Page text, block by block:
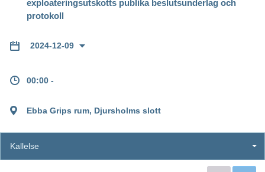
exploateringsutskotts publika beslutsunderlag och
protokoll
2024-12-09
00:00 -
Ebba Grips rum, Djursholms slott
Kallelse